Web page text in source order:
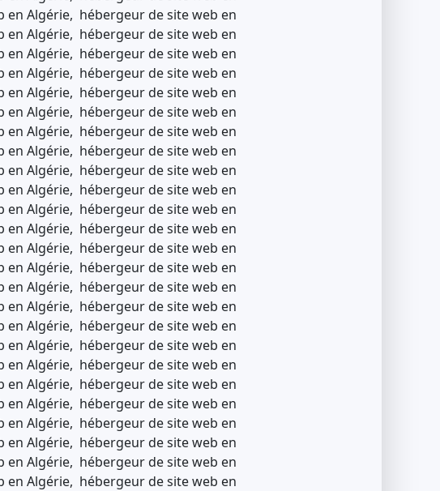
Algérie, hébergeur de site web en
Algérie, hébergeur de site web en
Algérie, hébergeur de site web en
Algérie, hébergeur de site web en
Algérie, hébergeur de site web en
Algérie, hébergeur de site web en
Algérie, hébergeur de site web en
Algérie, hébergeur de site web en
Algérie, hébergeur de site web en
Algérie, hébergeur de site web en
Algérie, hébergeur de site web en
Algérie, hébergeur de site web en
Algérie, hébergeur de site web en
Algérie, hébergeur de site web en
Algérie, hébergeur de site web en
Algérie, hébergeur de site web en
Algérie, hébergeur de site web en
Algérie, hébergeur de site web en
Algérie, hébergeur de site web en
Algérie, hébergeur de site web en
Algérie, hébergeur de site web en
Algérie, hébergeur de site web en
Algérie, hébergeur de site web en
Algérie, hébergeur de site web en
Algérie, hébergeur de site web en